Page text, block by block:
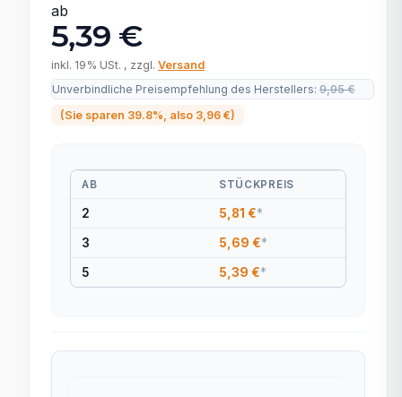
ab
5,39 €
inkl. 19% USt. , zzgl. Versand
Unverbindliche Preisempfehlung des Herstellers: 9,95 €
(Sie sparen 39.8% , also 3,96 €)
AB STÜCKPREIS
2 5,81 €*
3 5,69 €*
5 5,39 €*